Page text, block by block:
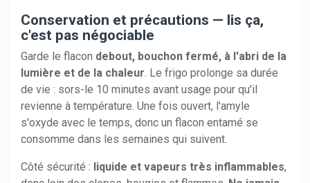
Conservation et précautions — lis ça,
c'est pas négociable
Garde le flacon debout, bouchon fermé, à l'abri de la
lumière et de la chaleur. Le frigo prolonge sa durée
de vie : sors-le 10 minutes avant usage pour qu'il
revienne à température. Une fois ouvert, l'amyle
s'oxyde avec le temps, donc un flacon entamé se
consomme dans les semaines qui suivent.
Côté sécurité : liquide et vapeurs très inflammables,